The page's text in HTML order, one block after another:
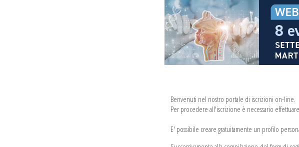
Benvenuti nel nostro portale di iscrizioni on-line.
Per procedere all'iscrizione è necessario
E' possibile creare gratuitamente un profilo